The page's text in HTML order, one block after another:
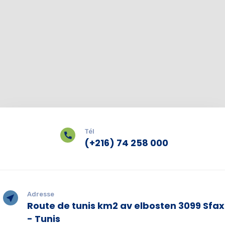
Tél
(+216) 74 258 000
Adresse
Route de tunis km2 av elbosten 3099 Sfax
- Tunis